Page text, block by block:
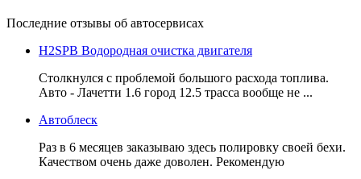
Последние отзывы об автосервисах
H2SPB Водородная очистка двигателя
Столкнулся с проблемой большого расхода топлива.
Авто - Лачетти 1.6 город 12.5 трасса вообще не ...
Автоблеск
Раз в 6 месяцев заказываю здесь полировку своей бехи.
Качеством очень даже доволен. Рекомендую